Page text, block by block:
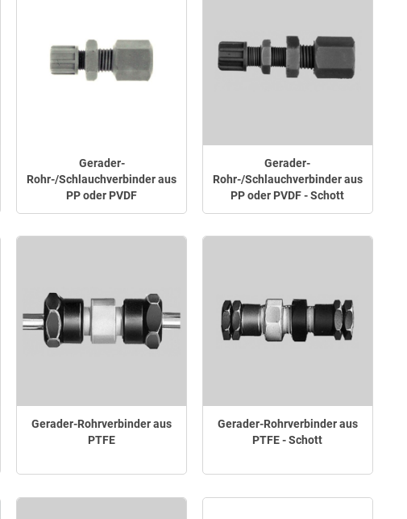
Gerader-
Rohr-/Schlauchverbinder aus
PP oder PVDF
Gerader-
Rohr-/Schlauchverbinder aus
PP oder PVDF - Schott
Gerader-Rohrverbinder aus
PTFE
Gerader-Rohrverbinder aus
PTFE - Schott